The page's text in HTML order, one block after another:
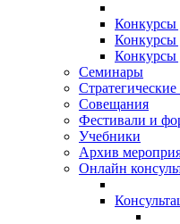
Конкурсы
Конкурсы
Конкурсы
Семинары
Стратегические
Совещания
Фестивали и
Учебники
Архив
Онлайн